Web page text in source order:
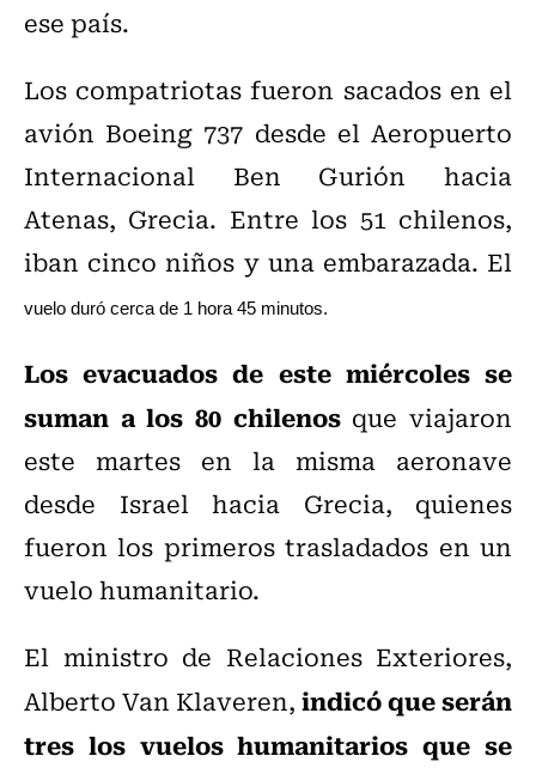
ese país.
Los compatriotas fueron sacados en el
avión Boeing 737 desde el Aeropuerto
Internacional Ben Gurión hacia
Atenas, Grecia. Entre los 51 chilenos,
iban cinco niños y una embarazada. El
vuelo duró cerca de 1 hora 45 minutos.
Los evacuados de este miércoles se
suman a los 80 chilenosque viajaron
este martes en la misma aeronave
desde Israel hacia Grecia, quienes
fueron los primeros trasladados en un
vuelo humanitario.
El ministro de Relaciones Exteriores,
Alberto Van Klaveren,indicó que serán
tres los vuelos humanitarios que se